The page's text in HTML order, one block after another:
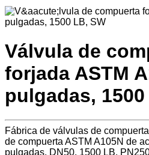
Válvula de
forjada ASTM
pulgadas,
Fábrica de válvulas de
de compuerta ASTM A105N de
pulgadas, DN50, 1500 LB,